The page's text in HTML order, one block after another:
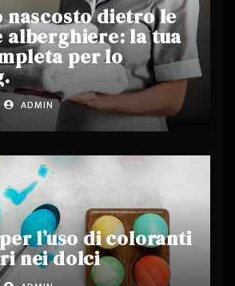
nascosto dietro le
la tua
per lo
ADMIN
l’uso di coloranti
nei dolci